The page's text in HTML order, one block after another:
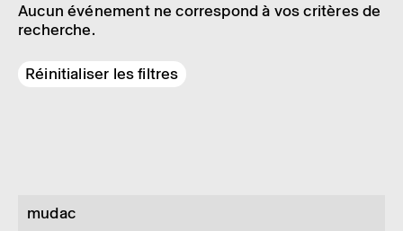
Aucun événement ne correspond à vos critères de
recherche.
Réinitialiser les filtres
mudac